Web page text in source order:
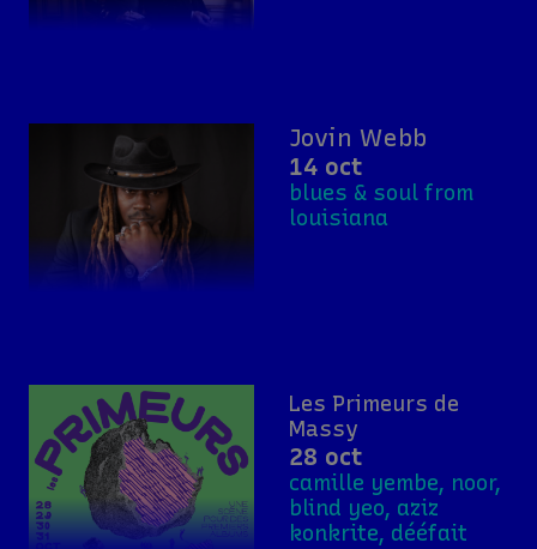
Jovin Webb
14 oct
blues & soul from
louisiana
Les Primeurs de
Massy
28 oct
camille yembe, noor,
blind yeo, aziz
konkrite, dééfait